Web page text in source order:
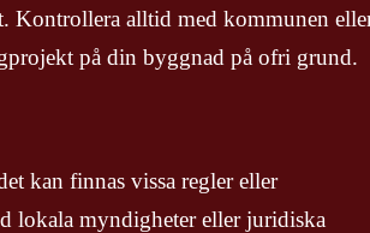
Kontrollera alltid med kommunen
på din byggnad på ofri grund.
kan finnas vissa regler eller
lokala myndigheter eller juridiska